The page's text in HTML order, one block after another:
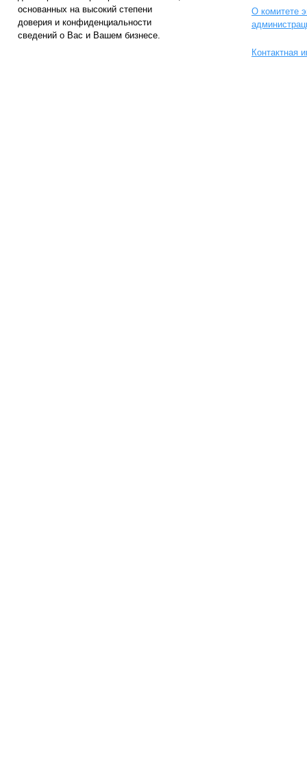
основанных на высокий степени
доверия и конфиденциальности
сведений о Вас и Вашем бизнесе.
О комитете
Контактная